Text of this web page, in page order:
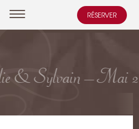
RÉSERVER
& Sylvain – Mai